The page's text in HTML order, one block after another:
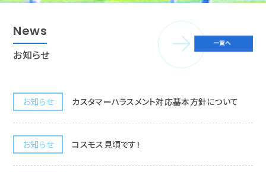
News
お知らせ
お知らせ カスタマーハラスメント対応基本方針について
お知らせ コスモス見頃です！